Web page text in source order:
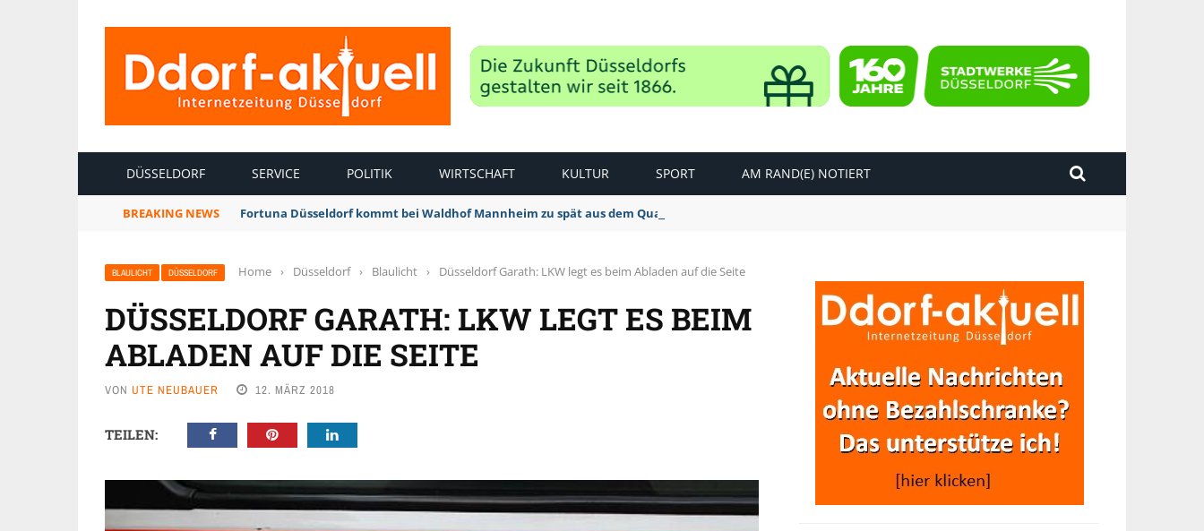
DÜSSELDORF SERVICE POLITIK WIRTSCHAFT KULTUR SPORT AM RAND(E) NOTIERT
BREAKING NEWS Fortuna Düsseldorf kommt bei Waldhof Mannheim zu spät aus dem Quark: 1:2 Niederlage
BLAULICHT DÜSSELDORF Home › Düsseldorf › Blaulicht › Düsseldorf Garath: LKW legt es beim Abladen auf die Seite
DÜSSELDORF GARATH: LKW LEGT ES BEIM
ABLADEN AUF DIE SEITE
VON UTE NEUBAUER 12. MÄRZ 2018
TEILEN: